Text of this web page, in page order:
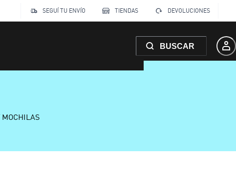
SEGUÍ TU ENVÍO
TIENDAS DEVOLUCIONES
BUSCAR